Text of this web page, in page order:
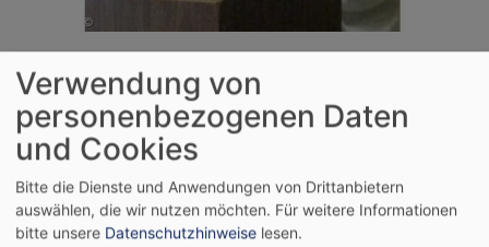
Tageslosung
Jauchze, du Tochter Zion! Frohlocke, Israel! Freue
dich und sei fröhlich von ganzem Herzen, du
Verwendung von
personenbezogenen Daten
und Cookies
Bitte die Dienste und Anwendungen von Drittanbietern
auswählen, die wir nutzen möchten. Für weitere Informationen
bitte unsere Datenschutzhinweise lesen.